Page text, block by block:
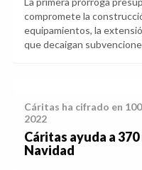
compromete la
equipamientos, la
que decaigan
Cáritas ha cifrado en
2022
Cáritas ayuda a
Navidad